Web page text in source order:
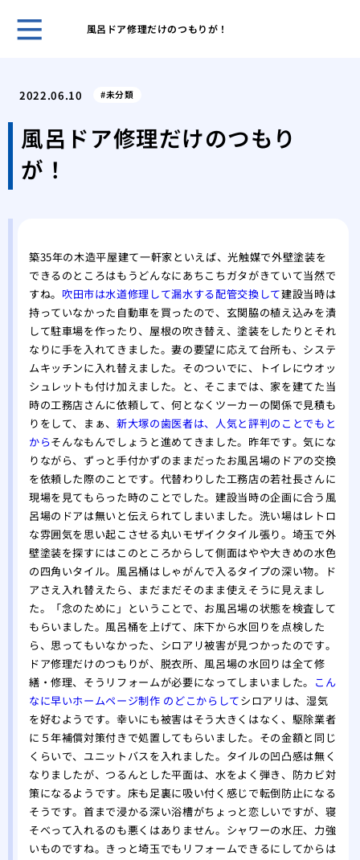
風呂ドア修理だけのつもりが！
2022.06.10 未分類
風呂ドア修理だけのつもり
が！
築35年の木造平屋建て一軒家といえば、光触媒で外壁塗装を
できるのところはもうどんなにあちこちガタがきていて当然で
すね。 吹田市は水道修理して漏水する配管交換して建設当時は
持っていなかった自動車を買ったので、玄関脇の植え込みを潰
して駐車場を作ったり、屋根の吹き替え、塗装をしたりとそれ
なりに手を入れてきました。妻の要望に応えて台所も、システ
ムキッチンに入れ替えました。そのついでに、トイレにウオッ
シュレットも付け加えました。と、そこまでは、家を建てた当
時の工務店さんに依頼して、何となくツーカーの関係で見積も
りをして、まぁ、新大塚の歯医者は、人気と評判のことでもと
からそんなもんでしょうと進めてきました。昨年です。気にな
りながら、ずっと手付かずのままだったお風呂場のドアの交換
を依頼した際のことです。代替わりした工務店の若社長さんに
現場を見てもらった時のことでした。建設当時の企画に合う風
呂場のドアは無いと伝えられてしまいました。洗い場はレトロ
な雰囲気を思い起こさせる丸いモザイクタイル張り。埼玉で外
壁塗装を探すにはこのところからして側面はやや大きめの水色
の四角いタイル。風呂桶はしゃがんで入るタイプの深い物。ド
アさえ入れ替えたら、まだまだそのまま使えそうに見えまし
た。「念のために」ということで、お風呂場の状態を検査して
もらいました。風呂桶を上げて、床下から水回りを点検した
ら、思ってもいなかった、シロアリ被害が見つかったのです。
ドア修理だけのつもりが、脱衣所、風呂場の水回りは全て修
繕・修理、そうリフォームが必要になってしまいました。 こん
なに早いホームページ制作 のどこからしてシロアリは、湿気
を好むようです。幸いにも被害はそう大きくはなく、駆除業者
に５年補償対策付きで処置してもらいました。その金額と同じ
くらいで、ユニットバスを入れました。タイルの凹凸感は無く
なりましたが、つるんとした平面は、水をよく弾き、防カビ対
策になるようです。床も足裏に吸い付く感じで転倒防止になる
そうです。首まで浸かる深い浴槽がちょっと恋しいですが、寝
そべって入れるのも悪くはありません。シャワーの水圧、力強
いものですね。きっと埼玉でもリフォームできるにしてからは